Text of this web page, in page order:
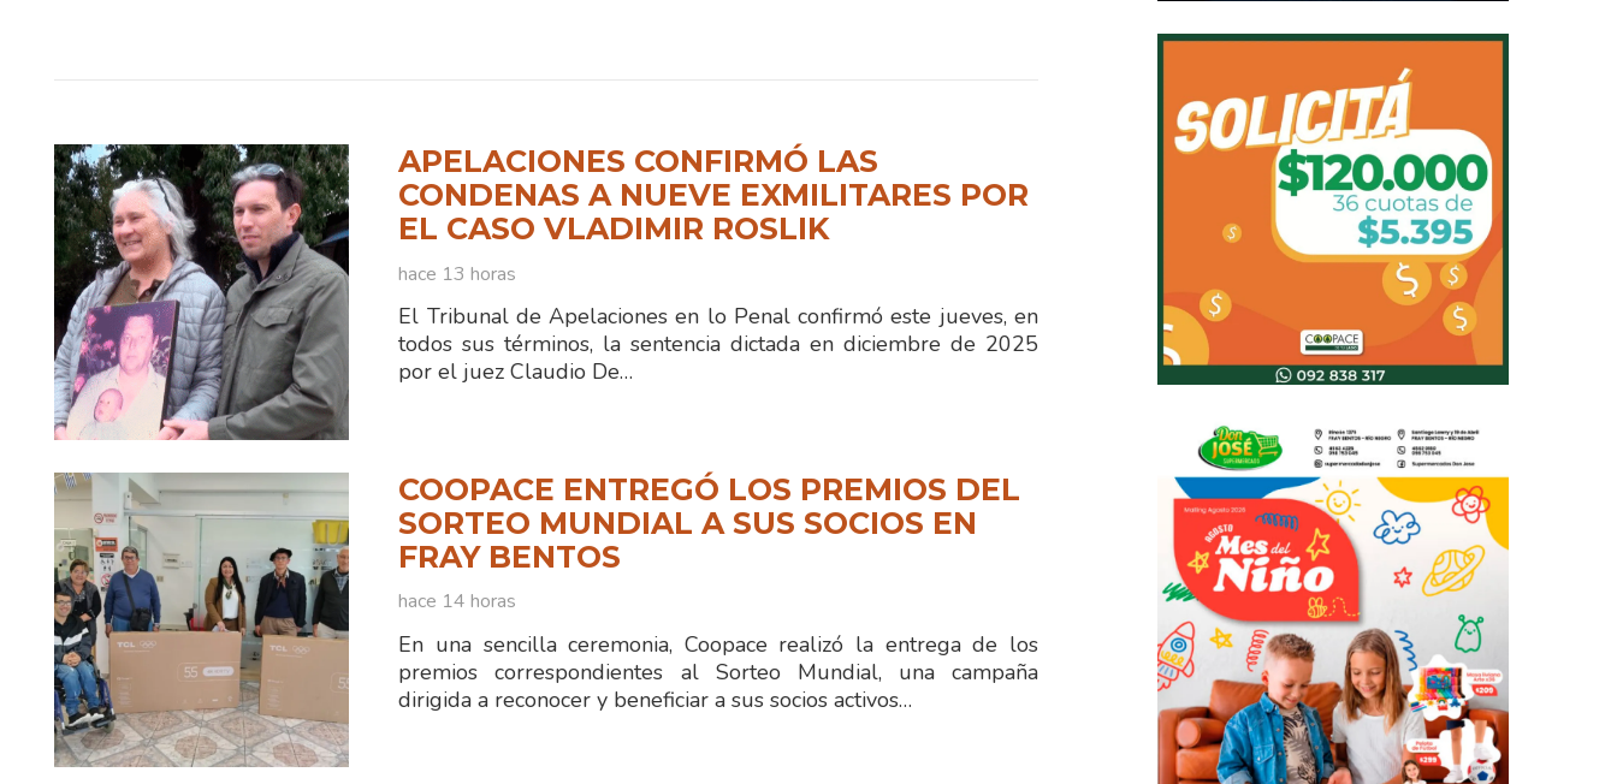
APELACIONES CONFIRMÓ LAS
CONDENAS A NUEVE EXMILITARES POR
EL CASO VLADIMIR ROSLIK
hace 13 horas
El Tribunal de Apelaciones en lo Penal confirmó este jueves, en
todos sus términos, la sentencia dictada en diciembre de 2025
por el juez Claudio De…
COOPACE ENTREGÓ LOS PREMIOS DEL
SORTEO MUNDIAL A SUS SOCIOS EN
FRAY BENTOS
hace 14 horas
En una sencilla ceremonia, Coopace realizó la entrega de los
premios correspondientes al Sorteo Mundial, una campaña
dirigida a reconocer y beneficiar a sus socios activos…